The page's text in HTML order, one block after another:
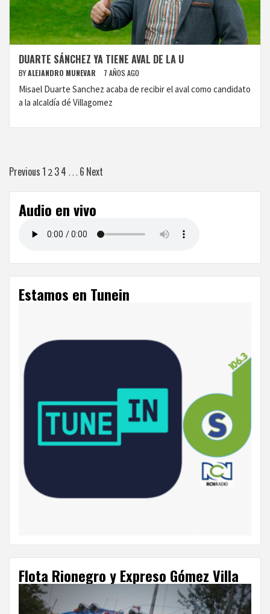
DUARTE SÁNCHEZ YA TIENE AVAL DE LA U
BYALEJANDRO MUNEVAR 7 AÑOS AGO
Misael Duarte Sanchez acaba de recibir el aval como candidato
a la alcaldía dé Villagomez
Paginación
de
entradas
Previous1 2 34 … 6 Next
Audio en vivo
Estamos en Tunein
Flota Rionegro y Expreso Gómez Villa